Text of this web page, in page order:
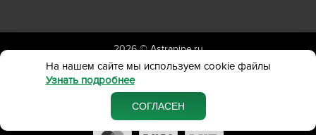
2026 ©Astrapipe.ru
Полная версия сайта
Политика конфиденциальности
Вся представленная на сайте информация приведена
в ознакомительных целях и не является публичной офертой
На нашем сайте мы используем cookie файлы
Узнать подробнее
СОГЛАСЕН